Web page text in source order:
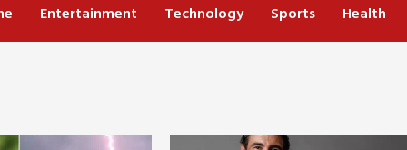
Entertainment Technology Sports Health